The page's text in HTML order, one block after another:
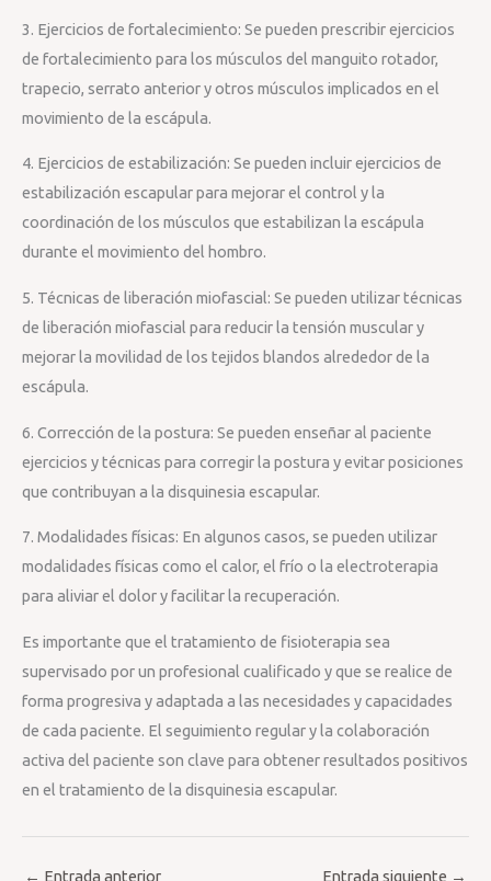
3. Ejercicios de fortalecimiento: Se pueden prescribir ejercicios
de fortalecimiento para los músculos del manguito rotador,
trapecio, serrato anterior y otros músculos implicados en el
movimiento de la escápula.
4. Ejercicios de estabilización: Se pueden incluir ejercicios de
estabilización escapular para mejorar el control y la
coordinación de los músculos que estabilizan la escápula
durante el movimiento del hombro.
5. Técnicas de liberación miofascial: Se pueden utilizar técnicas
de liberación miofascial para reducir la tensión muscular y
mejorar la movilidad de los tejidos blandos alrededor de la
escápula.
6. Corrección de la postura: Se pueden enseñar al paciente
ejercicios y técnicas para corregir la postura y evitar posiciones
que contribuyan a la disquinesia escapular.
7. Modalidades físicas: En algunos casos, se pueden utilizar
modalidades físicas como el calor, el frío o la electroterapia
para aliviar el dolor y facilitar la recuperación.
Es importante que el tratamiento de fisioterapia sea
supervisado por un profesional cualificado y que se realice de
forma progresiva y adaptada a las necesidades y capacidades
de cada paciente. El seguimiento regular y la colaboración
activa del paciente son clave para obtener resultados positivos
en el tratamiento de la disquinesia escapular.
← Entrada anterior Entrada siguiente →